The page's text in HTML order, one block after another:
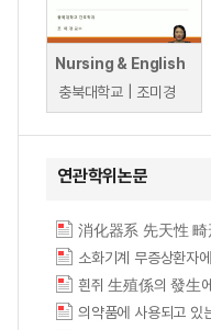
Nursing & English
충북대학교 | 조미경
연관학위논문
消化器系 先天性 畸
소화기계 무증상환자
흰쥐 生殖係의 發
의약품에 사용되고